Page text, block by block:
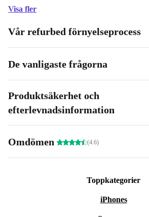
Visa fler
Vår refurbed förnyelseprocess
De vanligaste frågorna
Produktsäkerhet och
efterlevnadsinformation
Omdömen (4.6)
Toppkategorier
iPhones